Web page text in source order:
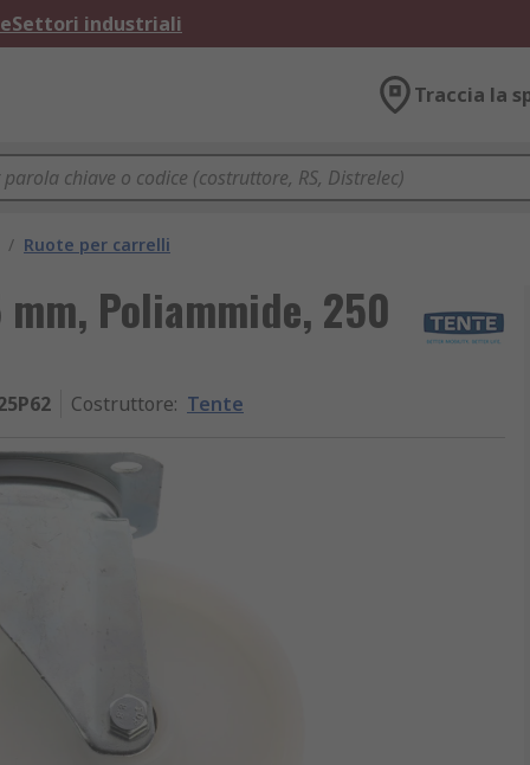
Settori industriali
Traccia la
/ Ruote per carrelli
Poliammide, 250
Costruttore: Tente